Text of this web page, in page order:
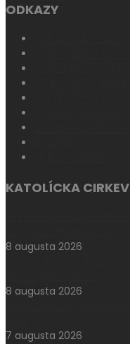
ODKAZY
KATOLÍCKA CIRKEV
8 augusta 2026
8 augusta 2026
7 augusta 2026